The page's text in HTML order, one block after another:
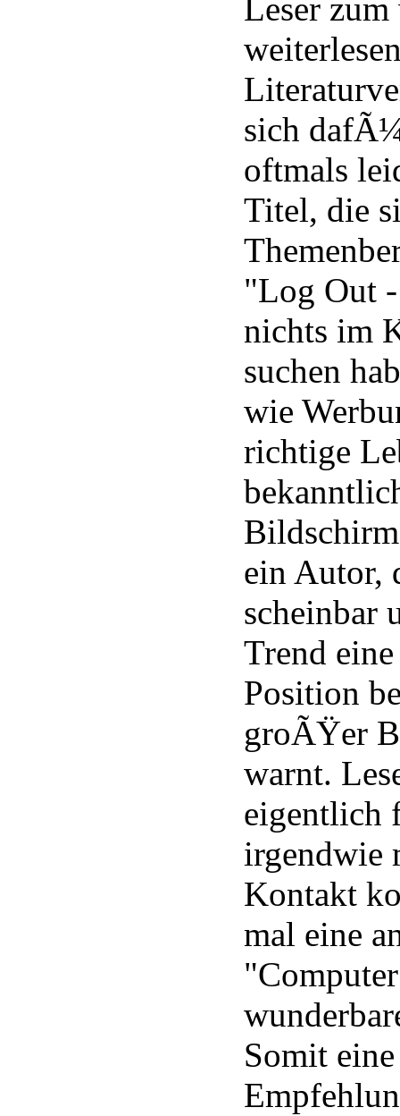
Leser
sich
oftmals
Titel, die
"Log Out
nichts im
suchen
wie
richtige
ein Autor,
scheinbar
Trend
Position
groÃŸer
warnt.
eigentlich
irgendwie
Kontakt
mal eine
Somit